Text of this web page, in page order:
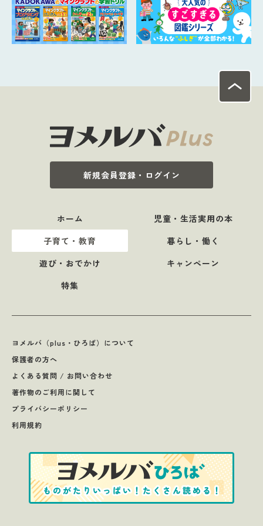
新規会員登録・ログイン
ホーム
児童・生活実用の本
子育て・教育
暮らし・働く
遊び・おでかけ
キャンペーン
特集
ヨメルバ（plus・ひろば）について
保護者の方へ
よくある質問 / お問い合わせ
著作物のご利用に関して
プライバシーポリシー
利用規約